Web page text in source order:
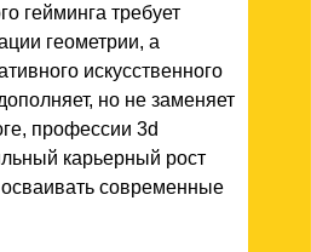
гейминга требует
геометрии, а
искусственного
но не заменяет
профессии 3d
карьерный рост
осваивать современные